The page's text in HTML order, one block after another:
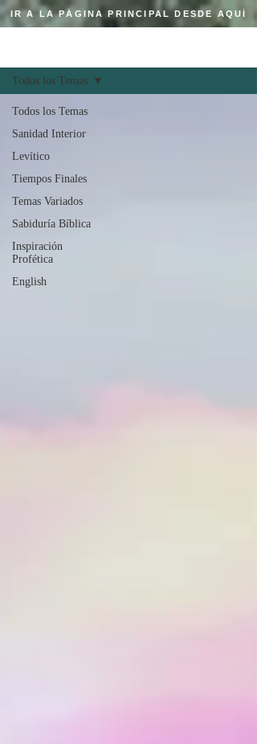
IR A LA PÁGINA PRINCIPAL DESDE AQUÍ
Todos los Temas
Sanidad Interior
Levítico
Tiempos Finales
Temas Variados
Sabiduría Bíblica
Inspiración
Profética
English
Todos los Temas